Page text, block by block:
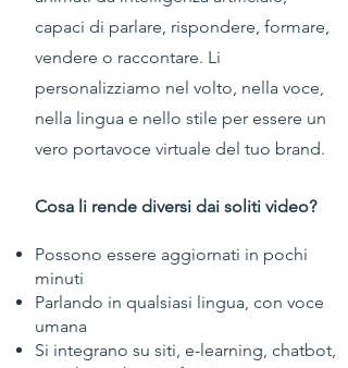
capaci di parlare, rispondere, formare,
vendere o raccontare. Li
personalizziamo nel volto, nella voce,
nella lingua e nello stile per essere un
vero portavoce virtuale del tuo brand.
Cosa li rende diversi dai soliti video?
Possono essere aggiornati in pochi
minuti
Parlando in qualsiasi lingua, con voce
umana
Si integrano su siti, e-learning, chatbot,